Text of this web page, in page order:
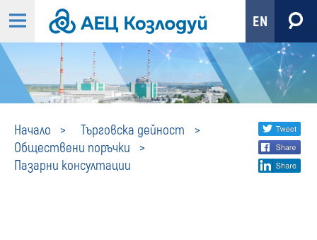
EN
Начало
Търговска дейност
Обществени поръчки
Пазарни консултации
Пазарни
консултации
Share
social